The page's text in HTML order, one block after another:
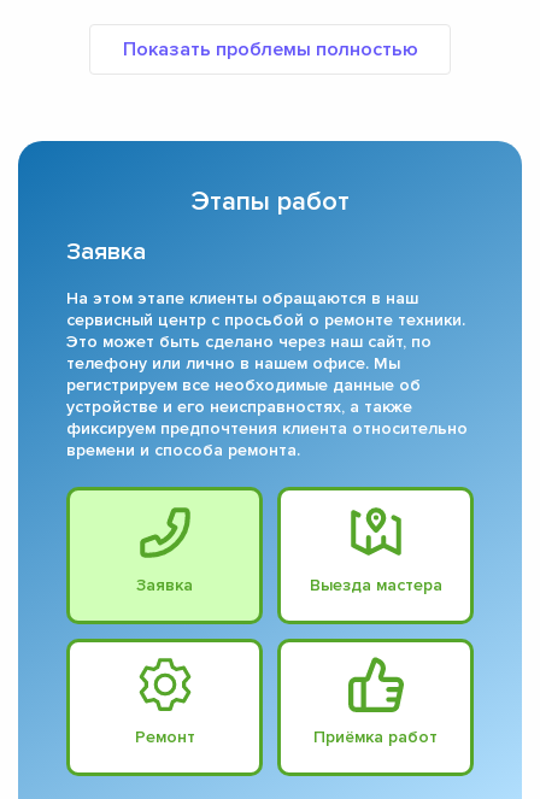
Этапы работ
Заявка
На этом этапе клиенты обращаются в наш
сервисный центр с просьбой о ремонте техники.
Это может быть сделано через наш сайт, по
телефону или лично в нашем офисе. Мы
регистрируем все необходимые данные об
устройстве и его неисправностях, а также
фиксируем предпочтения клиента относительно
времени и способа ремонта.
Заявка Выезда мастера
Ремонт Приёмка работ